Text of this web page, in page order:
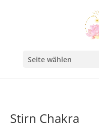
Seite wählen
Stirn Chakra